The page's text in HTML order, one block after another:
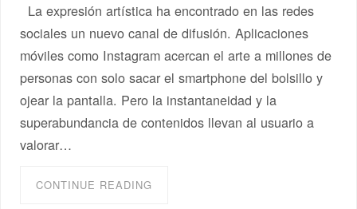
La expresión artística ha encontrado en las redes
sociales un nuevo canal de difusión. Aplicaciones
móviles como Instagram acercan el arte a millones de
personas con solo sacar el smartphone del bolsillo y
ojear la pantalla. Pero la instantaneidad y la
superabundancia de contenidos llevan al usuario a
valorar…
CONTINUE READING